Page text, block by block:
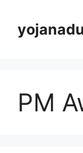
content
PM